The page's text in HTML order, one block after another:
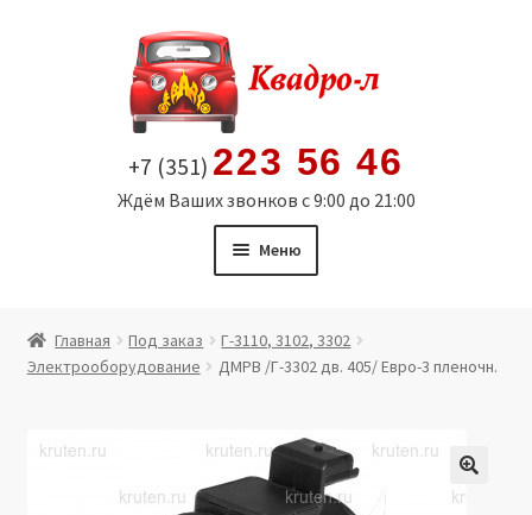
содержимому
+7 (351) 223 56 46
Ждём Ваших звонков с 9:00 до 21:00
Меню
Витрина
Политика в отношении обработки персональных
Главная Под заказ
Г-3110, 3102, 3302
Электрооборудование
ДМРВ /Г-3302 дв. 405/ Евро-3 пленочн.
🔍